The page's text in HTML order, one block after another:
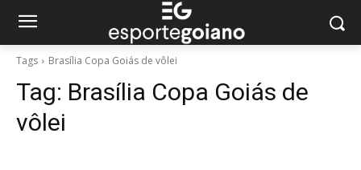
Tags Brasília Copa Goiás de vôlei
Tag: Brasília Copa Goiás de
vôlei